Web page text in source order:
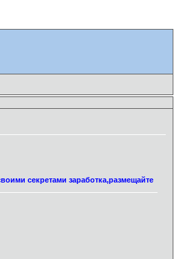
секретами заработка,размещайте